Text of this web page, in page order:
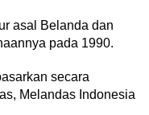
asal Belanda dan
pada 1990.
secara
Melandas Indonesia